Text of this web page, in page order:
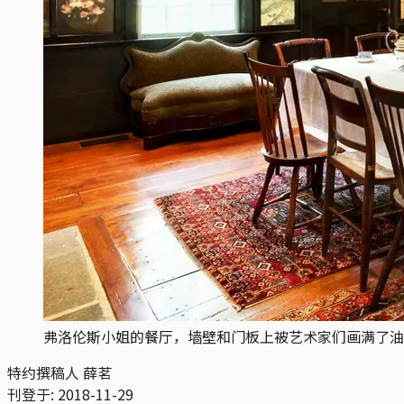
弗洛伦斯小姐的餐厅，墙壁和门板上被艺术家们画满了
特约撰稿人 薛茗
刊登于: 2018-11-29